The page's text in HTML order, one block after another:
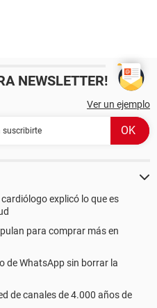
NEWSLETTER!
Ver un ejemplo
explicó lo que es
para comprar más en
de WhatsApp sin borrar la
de canales de 4.000 años de